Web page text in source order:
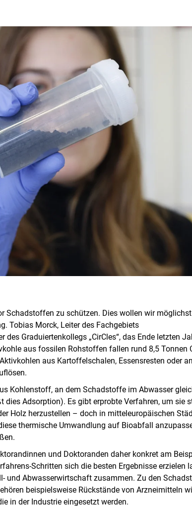
Schadstoffen zu schützen. Dies wollen wir möglichst
Tobias Morck, Leiter des Fachgebiets
Graduiertenkollegs „CirCles“, das Ende letzten
aus fossilen Rohstoffen fallen rund 8,5 Tonnen
aus Kartoffelschalen, Essensresten oder
Kohlenstoff, an dem Schadstoffe im Abwasser
dies Adsorption). Es gibt erprobte Verfahren, um sie
Holz herzustellen – doch in mitteleuropäischen
thermische Umwandlung auf Bioabfall
und Doktoranden daher konkret am
Schritten sich die besten Ergebnisse erzielen
und Abwasserwirtschaft zusammen. Zu den
beispielsweise Rückstände von Arzneimitteln
in der Industrie eingesetzt werden.